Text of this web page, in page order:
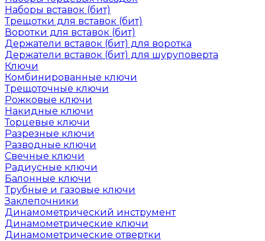
Наборы вставок (бит)
Трещотки для вставок (бит)
Воротки для вставок (бит)
Держатели вставок (бит) для воротка
Держатели вставок (бит) для шуруповерта
Ключи
Комбинированные ключи
Трещоточные ключи
Рожковые ключи
Накидные ключи
Торцевые ключи
Разрезные ключи
Разводные ключи
Свечные ключи
Радиусные ключи
Балонные ключи
Трубные и газовые ключи
Заклепочники
Динамометрический инструмент
Динамометрические ключи
Динамометрические отвертки